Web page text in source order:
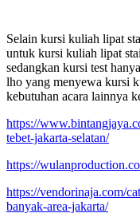
Selain kursi kuliah lipat
untuk kursi kuliah lipat
sedangkan kursi test
lho yang menyewa kursi
kebutuhan acara lainnya
https://
tebet-jakarta-selatan/
https://
https://vendorinaja.com/
banyak-area-jakarta/